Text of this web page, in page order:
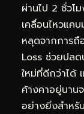
ผ่านไป 2 ชั่วโ
เคลื่อนไหวแค
หลุดจากการถื
Loss ช่วยปล
ใหม่ที่ดีกว่าได้
ค้างคาอยู่นาน
อย่างยิ่งสำหรั